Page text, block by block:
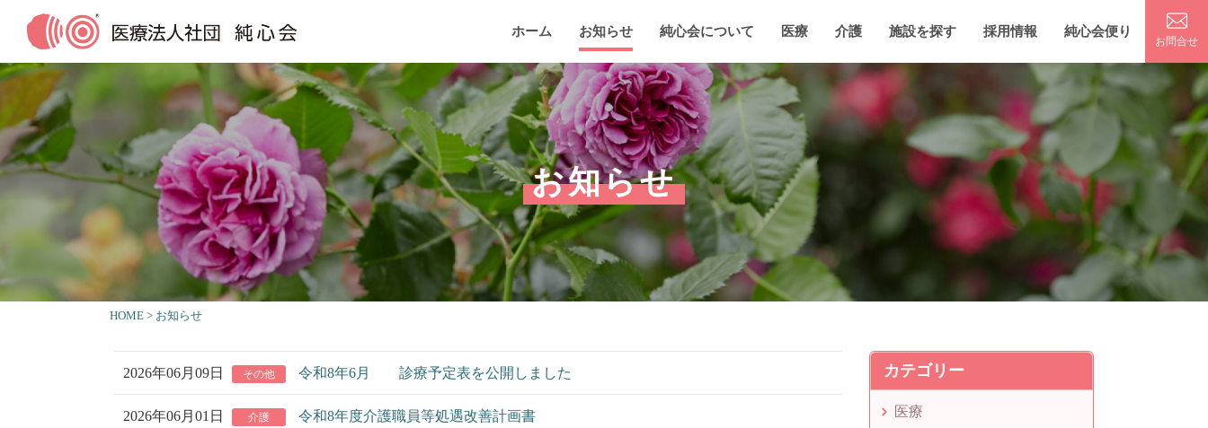
ホーム お知らせ 純心会について 医療 介護 施設を探す 採用情報 純心会便り
お問合せ
お知らせ
HOME お知らせ
2026年06月09日 その他 令和8年6月 診療予定表を公開しました
2026年06月01日 介護 令和8年度介護職員等処遇改善計画書
カテゴリー
医療